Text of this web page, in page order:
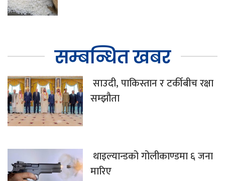
सम्बन्धित खबर
साउदी, पाकिस्तान र टर्कीबीच रक्षा
सम्झौता
थाइल्यान्डको गोलीकाण्डमा ६ जना
मारिए